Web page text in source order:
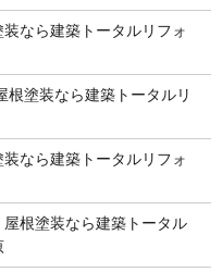
なら建築トータルリフォ
塗装なら建築トータルリ
なら建築トータルリフォ
根塗装なら建築トータル